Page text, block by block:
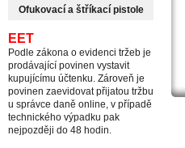
Ofukovací a štříkací pistole
EET
Podle zákona o evidenci tržeb je
prodávající povinen vystavit
kupujícímu účtenku. Zároveň je
povinen zaevidovat přijatou tržbu
u správce daně online, v případě
technického výpadku pak
nejpozději do 48 hodin.